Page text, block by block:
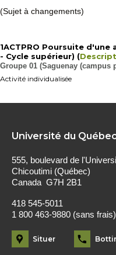
(Sujet à changements)
1ACTPRO Poursuite
- Cycle supérieur) (
Groupe 01 (Saguenay (campus
Activité individualisée
Université du
555, boulevard de
Chicoutimi (Québec)
Canada G7H 2B1
418 545-5011
1 800 463-9880 (sans frais)
Situer